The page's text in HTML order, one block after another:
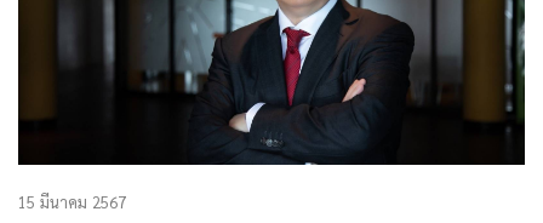
15 มีนาคม 2567